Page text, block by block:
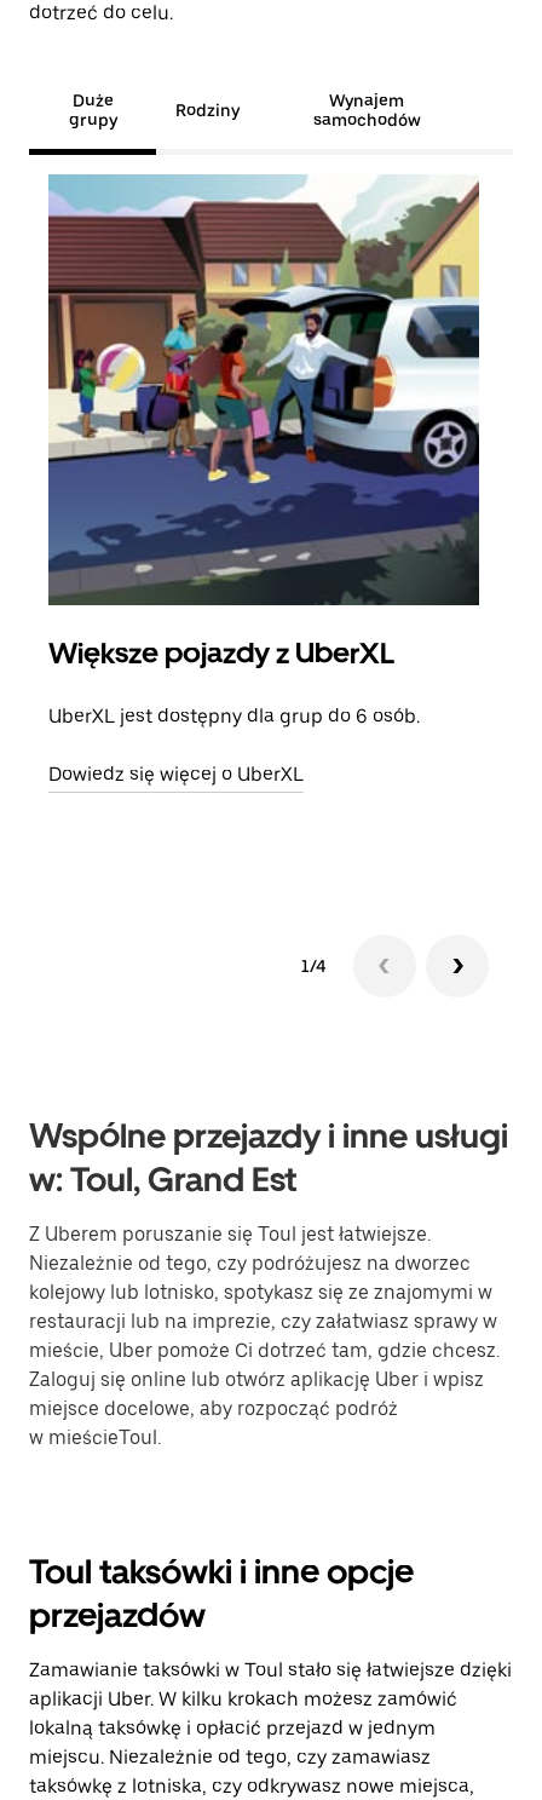
dotrzeć do celu.
Duże
grupy
Rodziny
Wynajem
samochodów
Większe pojazdy z UberXL
UberXL jest dostępny dla grup do 6 osób.
Dowiedz się więcej o UberXL
1/4
Wspólne przejazdy i inne usługi
w: Toul, Grand Est
Z Uberem poruszanie się Toul jest łatwiejsze.
Niezależnie od tego, czy podróżujesz na dworzec
kolejowy lub lotnisko, spotykasz się ze znajomymi w
restauracji lub na imprezie, czy załatwiasz sprawy w
mieście, Uber pomoże Ci dotrzeć tam, gdzie chcesz.
Zaloguj się online lub otwórz aplikację Uber i wpisz
miejsce docelowe, aby rozpocząć podróż
w mieścieToul.
Toul taksówki i inne opcje
przejazdów
Zamawianie taksówki w Toul stało się łatwiejsze dzięki
aplikacji Uber. W kilku krokach możesz zamówić
lokalną taksówkę i opłacić przejazd w jednym
miejscu. Niezależnie od tego, czy zamawiasz
taksówkę z lotniska, czy odkrywasz nowe miejsca,